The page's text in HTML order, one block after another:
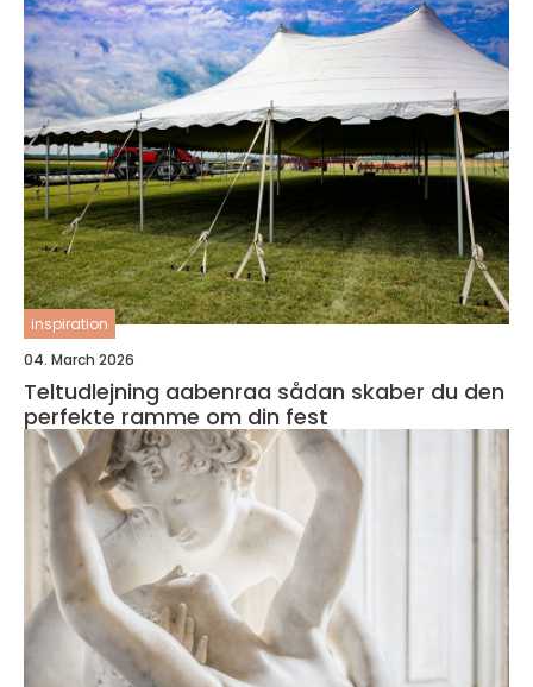
inspiration
04. March 2026
Teltudlejning aabenraa sådan skaber du den
perfekte ramme om din fest